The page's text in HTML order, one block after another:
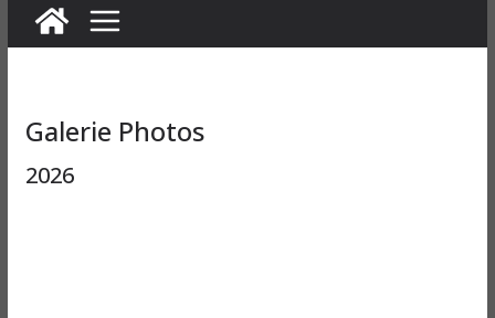
Galerie Photos
2026